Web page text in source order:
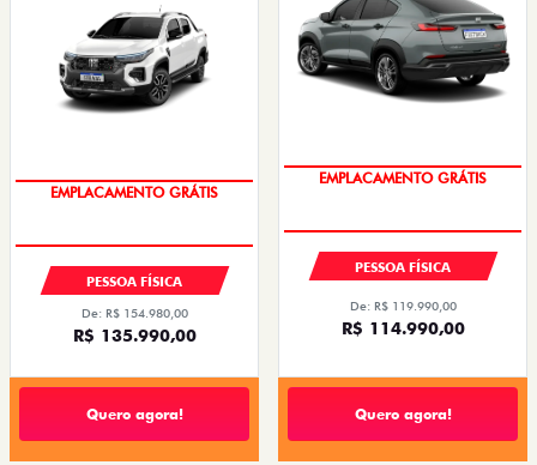
OPORTUNIDADE
PESSOA FÍSICA
De: R$ 154.980,00
R$ 135.990,00
Quero agora!
OPORTUNIDADE
PESSOA FÍSICA
De: R$ 119.990,00
R$ 114.990,00
Quero agora!